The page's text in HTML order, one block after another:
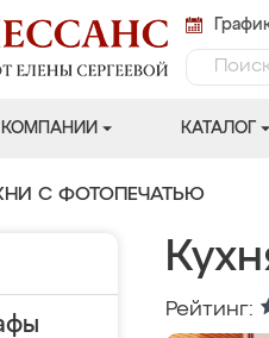
КАТАЛОГ
С ФОТОПЕЧАТЬЮ
Рейтинг: